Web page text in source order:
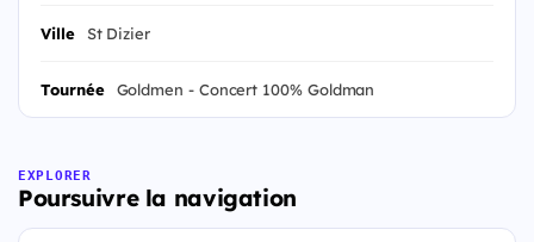
Ville St Dizier
Tournée Goldmen - Concert 100% Goldman
EXPLORER
Poursuivre la navigation